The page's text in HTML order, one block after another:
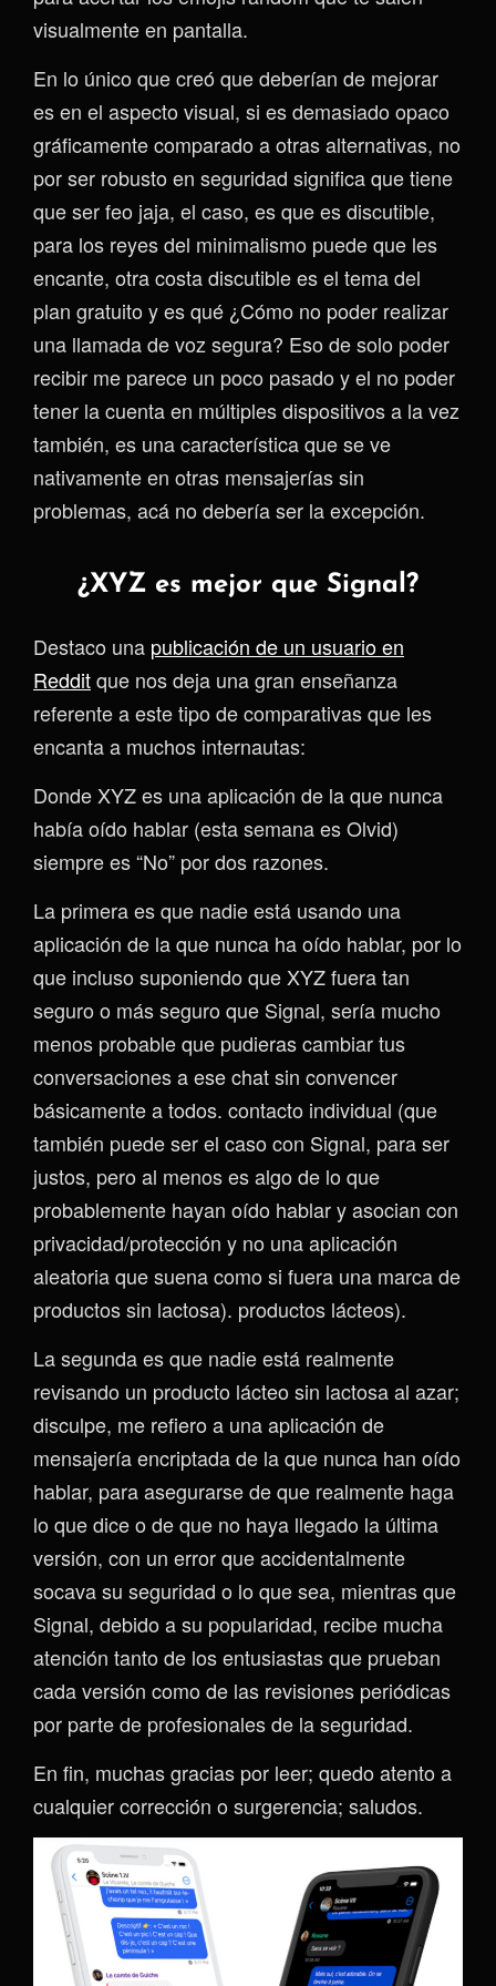
visualmente en pantalla.
En lo único que creó que deberían de mejorar
es en el aspecto visual, si es demasiado opaco
gráficamente comparado a otras alternativas, no
por ser robusto en seguridad significa que tiene
que ser feo jaja, el caso, es que es discutible,
para los reyes del minimalismo puede que les
encante, otra costa discutible es el tema del
plan gratuito y es qué ¿Cómo no poder realizar
una llamada de voz segura? Eso de solo poder
recibir me parece un poco pasado y el no poder
tener la cuenta en múltiples dispositivos a la vez
también, es una característica que se ve
nativamente en otras mensajerías sin
problemas, acá no debería ser la excepción.
¿XYZ es mejor que Signal?
Destaco una publicación de un usuario en
Redditque nos deja una gran enseñanza
referente a este tipo de comparativas que les
encanta a muchos internautas:
Donde XYZ es una aplicación de la que nunca
había oído hablar (esta semana es Olvid)
siempre es “No” por dos razones.
La primera es que nadie está usando una
aplicación de la que nunca ha oído hablar, por lo
que incluso suponiendo que XYZ fuera tan
seguro o más seguro que Signal, sería mucho
menos probable que pudieras cambiar tus
conversaciones a ese chat sin convencer
básicamente a todos. contacto individual (que
también puede ser el caso con Signal, para ser
justos, pero al menos es algo de lo que
probablemente hayan oído hablar y asocian con
privacidad/protección y no una aplicación
aleatoria que suena como si fuera una marca de
productos sin lactosa). productos lácteos).
La segunda es que nadie está realmente
revisando un producto lácteo sin lactosa al azar;
disculpe, me refiero a una aplicación de
mensajería encriptada de la que nunca han oído
hablar, para asegurarse de que realmente haga
lo que dice o de que no haya llegado la última
versión, con un error que accidentalmente
socava su seguridad o lo que sea, mientras que
Signal, debido a su popularidad, recibe mucha
atención tanto de los entusiastas que prueban
cada versión como de las revisiones periódicas
por parte de profesionales de la seguridad.
En fin, muchas gracias por leer; quedo atento a
cualquier corrección o surgerencia; saludos.